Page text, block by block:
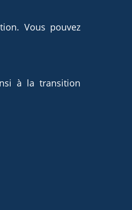
Vous pouvez
à la transition